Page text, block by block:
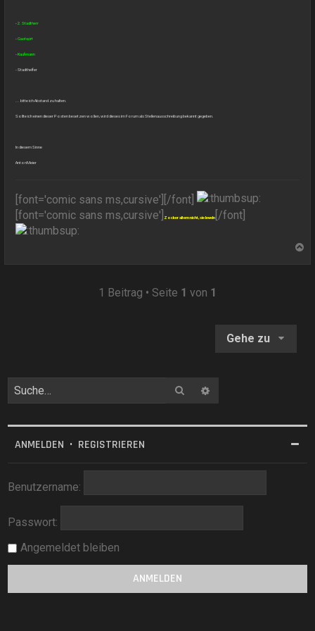
-2. Stadtherr
-Gastwirt
-Kaufmann
- Stadthelfer
... bitte ich Abstand zu halten.
Sollte ich einen dieser Posten besetzen wollen, wird dieses im Forum als Stellenausschreibung bekannt gegeben.
In diesem Sinne
AntonMeier
[font='comic sans ms,cursive'] [/font]
[font='comic sans ms,cursive']
Zocker altern nicht, sie leveln [/font]
1 Beitrag • Seite 1 von 1
Gehe zu
Suche
ANMELDEN • REGISTRIEREN
Benutzername:
Passwort:
Angemeldet bleiben